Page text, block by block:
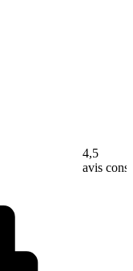
4,5
avis